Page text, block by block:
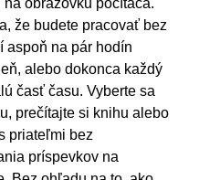
že budete pracovať bez
aspoň na pár hodín
alebo dokonca každý
časť času. Vyberte sa
prečítajte si knihu alebo
priateľmi bez
príspevkov na